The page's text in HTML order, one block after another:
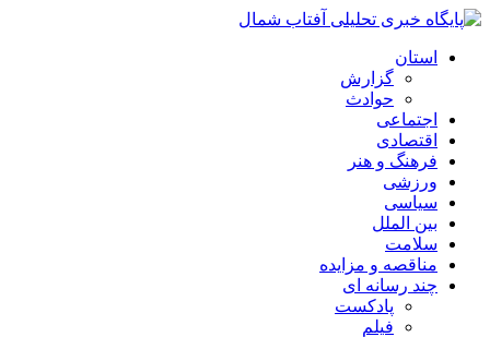
استان
گزارش
حوادث
اجتماعی
اقتصادی
فرهنگ و هنر
ورزشی
سیاسی
بین الملل
سلامت
مناقصه و مزایده
چند رسانه ای
پادکست
فیلم